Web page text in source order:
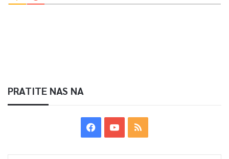
PRATITE NAS NA